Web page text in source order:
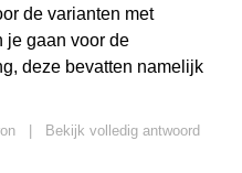
de varianten met
je gaan voor de
deze bevatten namelijk
Bekijk volledig antwoord